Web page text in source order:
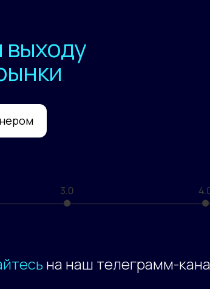
на наш телеграмм-